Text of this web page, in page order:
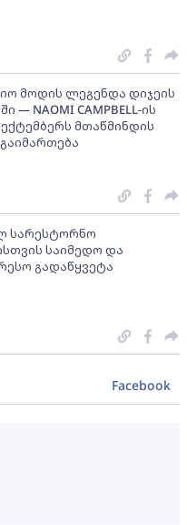
მოდის ლეგენდა დიჯეის
— NAOMI CAMPBELL-ის
მთაწმინდის
სარესტორნო
საიმედო და
გადაწყვეტა
Facebook